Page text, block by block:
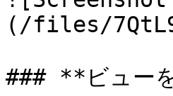
(/files/
### **ビュー